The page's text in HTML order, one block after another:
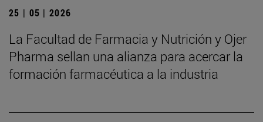
25 | 05 | 2026
La Facultad de Farmacia y Nutrición y Ojer
Pharma sellan una alianza para acercar la
formación farmacéutica a la industria